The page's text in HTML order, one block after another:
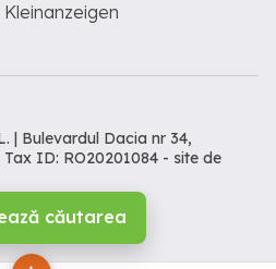
căutarea
| Bulevardul Dacia nr 34,
ID: RO20201084 - site de